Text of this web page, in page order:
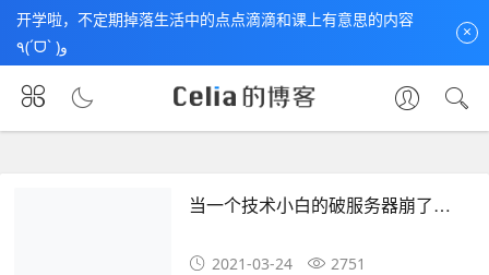
开学啦，不定期掉落生活中的点点滴滴和课上有意思的内容
٩(ˊᗜˋ )و
×
首页 包含"事件 第3页"标签的文章
当一个技术小白的破服务器崩了…
2021-03-24 2751